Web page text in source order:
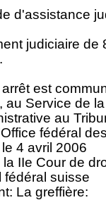
d'assistance
judiciaire de
est
au Service de
au
fédéral
4 avril 2006
IIe Cour de
fédéral suisse
La greffière: